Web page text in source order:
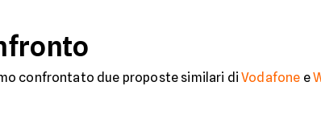
confrontato due proposte similari diVodafone e